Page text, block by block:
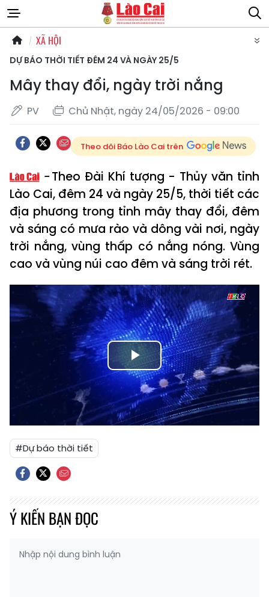
XÃ HỘI
DỰ BÁO THỜI TIẾT ĐÊM 24 VÀ NGÀY 25/5
Mây thay đổi, ngày trời nắng
PV Chủ Nhật, ngày 24/05/2026 - 09:00
Theo dõi Báo Lào Cai trên
Theo Đài Khí tượng - Thủy văn tỉnh
Lào Cai, đêm 24 và ngày 25/5, thời tiết các
địa phương trong tỉnh mây thay đổi, đêm
và sáng có mưa rào và dông vài nơi, ngày
trời nắng, vùng thấp có nắng nóng. Vùng
cao và vùng núi cao đêm và sáng trời rét.
Play
Video
#Dự báo thời tiết
Ý KIẾN BẠN ĐỌC